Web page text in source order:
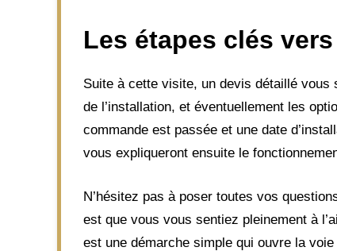
Les étapes clés
Suite à cette visite, un devis détaillé
de l’installation, et éventuellement les
commande est passée et une date
vous expliqueront ensuite le
N’hésitez pas à poser toutes vos
est que vous vous sentiez pleinement à
est une démarche simple qui ouvre la